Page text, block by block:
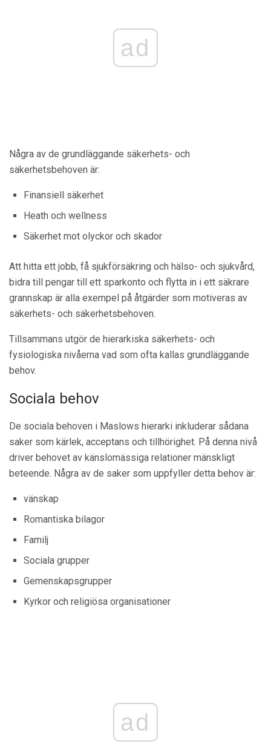
ad
Några av de grundläggande säkerhets- och
säkerhetsbehoven är:
Finansiell säkerhet
Heath och wellness
Säkerhet mot olyckor och skador
Att hitta ett jobb, få sjukförsäkring och hälso- och sjukvård,
bidra till pengar till ett sparkonto och flytta in i ett säkrare
grannskap är alla exempel på åtgärder som motiveras av
säkerhets- och säkerhetsbehoven.
Tillsammans utgör de hierarkiska säkerhets- och
fysiologiska nivåerna vad som ofta kallas grundläggande
behov.
Sociala behov
De sociala behoven i Maslows hierarki inkluderar sådana
saker som kärlek, acceptans och tillhörighet. På denna nivå
driver behovet av känslomässiga relationer mänskligt
beteende. Några av de saker som uppfyller detta behov är:
vänskap
Romantiska bilagor
Familj
Sociala grupper
Gemenskapsgrupper
Kyrkor och religiösa organisationer
ad